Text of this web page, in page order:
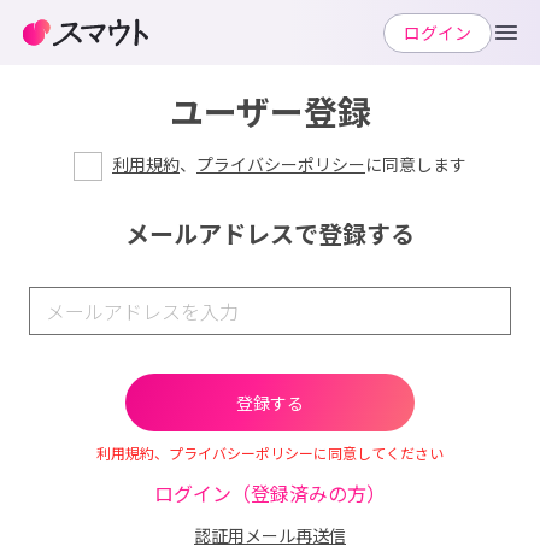
ユーザー登録
利用規約、 プライバシーポリシーに同意します
メールアドレスで登録する
利用規約、プライバシーポリシーに同意してください
ログイン（登録済みの方）
認証用メール再送信
ログイン